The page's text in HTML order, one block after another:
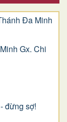
Đa Minh
Gx. Chi
đừng sợ!